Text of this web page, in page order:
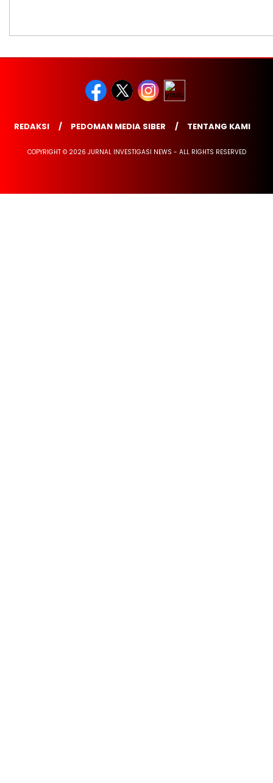
REDAKSI PEDOMAN MEDIA SIBER TENTANG KAMI
COPYRIGHT © 2026 JURNAL INVESTIGASI NEWS - ALL RIGHTS RESERVED